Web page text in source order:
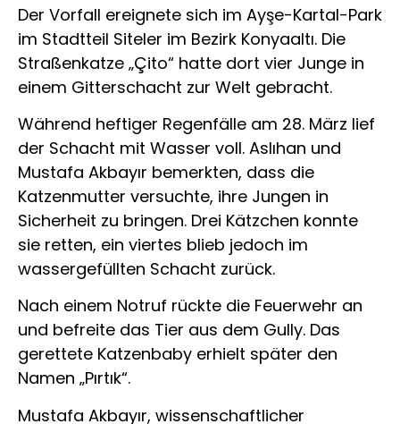
Der Vorfall ereignete sich im Ayşe-Kartal-Park
im Stadtteil Siteler im Bezirk Konyaaltı. Die
Straßenkatze „Çito“ hatte dort vier Junge in
einem Gitterschacht zur Welt gebracht.
Während heftiger Regenfälle am 28. März lief
der Schacht mit Wasser voll. Aslıhan und
Mustafa Akbayır bemerkten, dass die
Katzenmutter versuchte, ihre Jungen in
Sicherheit zu bringen. Drei Kätzchen konnte
sie retten, ein viertes blieb jedoch im
wassergefüllten Schacht zurück.
Nach einem Notruf rückte die Feuerwehr an
und befreite das Tier aus dem Gully. Das
gerettete Katzenbaby erhielt später den
Namen „Pırtık“.
Mustafa Akbayır, wissenschaftlicher